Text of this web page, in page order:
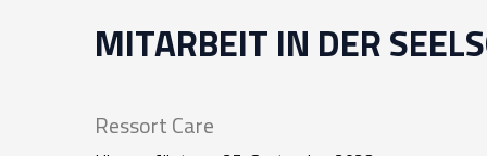
MITARBEIT IN DER
Ressort Care